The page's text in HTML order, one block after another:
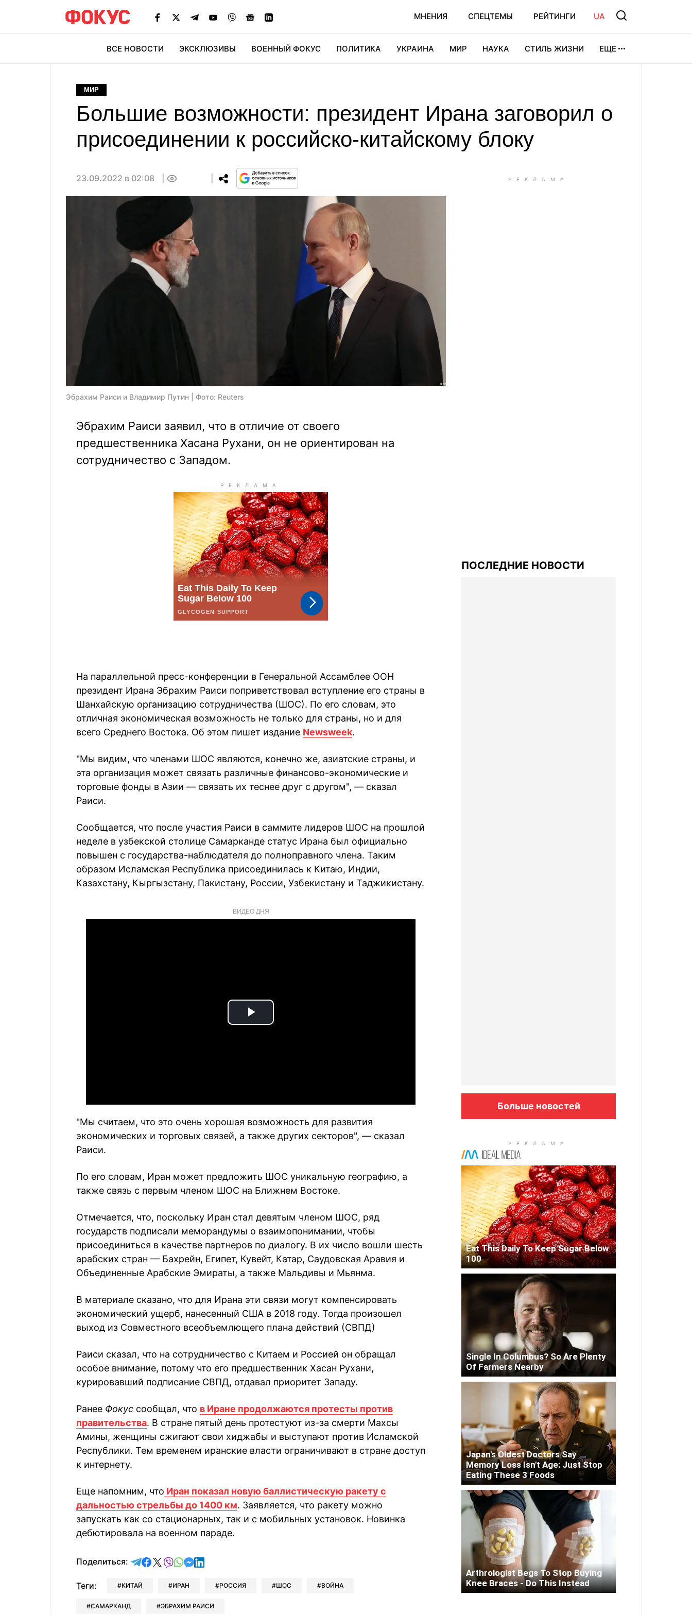
МНЕНИЯ СПЕЦТЕМЫ РЕЙТИНГИ UA
ВСЕ НОВОСТИ ЭКСКЛЮЗИВЫ ВОЕННЫЙ ФОКУС ПОЛИТИКА УКРАИНА МИР НАУКА СТИЛЬ ЖИЗНИ ЕЩЕ
МИР
Большие возможности: президент Ирана заговорил о
присоединении к российско-китайскому блоку
23.09.2022 в 02:08
Эбрахим Раиси и Владимир Путин | Фото: Reuters
Эбрахим Раиси заявил, что в отличие от своего
предшественника Хасана Рухани, он не ориентирован на
сотрудничество с Западом.
На параллельной пресс-конференции в Генеральной Ассамблее ООН
президент Ирана Эбрахим Раиси поприветствовал вступление его страны в
Шанхайскую организацию сотрудничества (ШОС). По его словам, это
отличная экономическая возможность не только для страны, но и для
всего Среднего Востока. Об этом пишет издание Newsweek.
"Мы видим, что членами ШОС являются, конечно же, азиатские страны, и
эта организация может связать различные финансово-экономические и
торговые фонды в Азии — связать их теснее друг с другом", — сказал
Раиси.
Сообщается, что после участия Раиси в саммите лидеров ШОС на прошлой
неделе в узбекской столице Самарканде статус Ирана был официально
повышен с государства-наблюдателя до полноправного члена. Таким
образом Исламская Республика присоединилась к Китаю, Индии,
Казахстану, Кыргызстану, Пакистану, России, Узбекистану и Таджикистану.
ВИДЕО ДНЯ
Play
"Мы считаем, что это очень хорошая возможность для развития
экономических и торговых связей, а также других секторов", — сказал
Раиси.
По его словам, Иран может предложить ШОС уникальную географию, а
также связь с первым членом ШОС на Ближнем Востоке.
Отмечается, что, поскольку Иран стал девятым членом ШОС, ряд
государств подписали меморандумы о взаимопонимании, чтобы
присоединиться в качестве партнеров по диалогу. В их число вошли шесть
арабских стран — Бахрейн, Египет, Кувейт, Катар, Саудовская Аравия и
Объединенные Арабские Эмираты, а также Мальдивы и Мьянма.
В материале сказано, что для Ирана эти связи могут компенсировать
экономический ущерб, нанесенный США в 2018 году. Тогда произошел
выход из Совместного всеобъемлющего плана действий (СВПД)
Раиси сказал, что на сотрудничество с Китаем и Россией он обращал
особое внимание, потому что его предшественник Хасан Рухани,
курировавший подписание СВПД, отдавал приоритет Западу.
Ранее Фокус сообщал, что в Иране продолжаются протесты против
правительства. В стране пятый день протестуют из-за смерти Махсы
Амины, женщины сжигают свои хиджабы и выступают против Исламской
Республики. Тем временем иранские власти ограничивают в стране доступ
к интернету.
Еще напомним, что Иран показал новую баллистическую ракету с
дальностью стрельбы до 1400 км. Заявляется, что ракету можно
запускать как со стационарных, так и с мобильных установок. Новинка
дебютировала на военном параде.
Поделиться: отправить в Telegram
поделиться в Facebook
поделиться в X
отправить в Viber
отправить в Whatsapp
отправить в Messenger
отправить в LinkedIn
Теги: КИТАЙ ИРАН РОССИЯ ШОС ВОЙНА
САМАРКАНД ЭБРАХИМ РАИСИ
ПОСЛЕДНИЕ НОВОСТИ
Больше новостей